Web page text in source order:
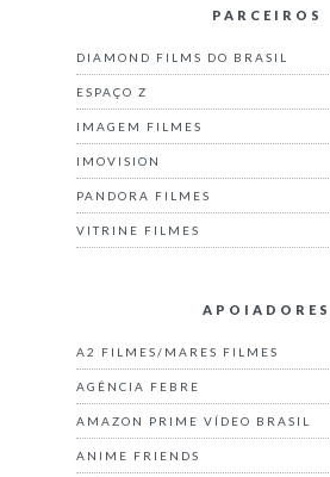
PARCEIROS
DIAMOND FILMS DO BRASIL
ESPAÇO Z
IMAGEM FILMES
IMOVISION
PANDORA FILMES
VITRINE FILMES
APOIADORES
A2 FILMES/MARES FILMES
AGÊNCIA FEBRE
AMAZON PRIME VÍDEO BRASIL
ANIME FRIENDS